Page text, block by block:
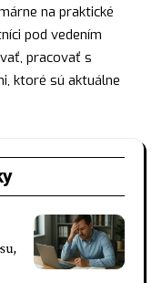
na praktické
pod vedením
pracovať s
ktoré sú aktuálne